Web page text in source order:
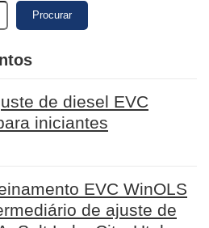
Procurar
de diesel EVC
iniciantes
EVC WinOLS
de ajuste de